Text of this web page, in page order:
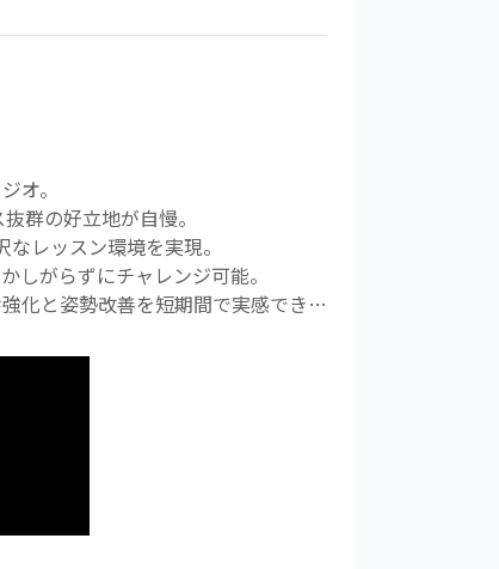
オ。
群の好立地が自慢。
レッスン環境を実現。
しがらずにチャレンジ可能。
化と姿勢改善を短期間で実感できま